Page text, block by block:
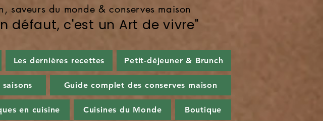
saveurs du monde & conserves maison
défaut, c'est un Art de vivre"
Les dernières recettes Petit-déjeuner & Brunch
saisons Guide complet des conserves maison
en cuisine Cuisines du Monde Boutique